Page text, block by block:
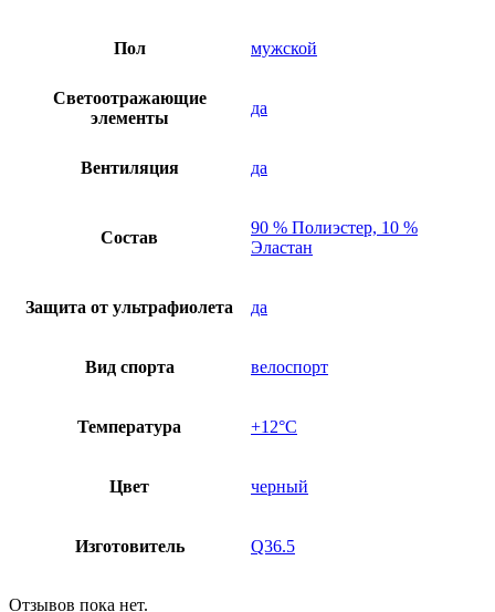
Пол мужской
Светоотражающие
элементы
да
Вентиляция да
Состав
90 % Полиэстер, 10 %
Эластан
Защита от ультрафиолета да
Вид спорта велоспорт
Температура +12°C
Цвет черный
Изготовитель Q36.5
Отзывов пока нет.